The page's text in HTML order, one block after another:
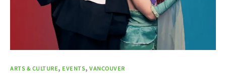
ARTS & CULTURE, EVENTS, VANCOUVER